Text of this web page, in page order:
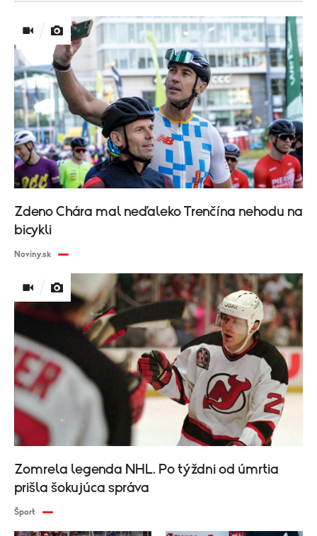
Zdeno Chára mal neďaleko Trenčína nehodu na
bicykli
Noviny.sk
Zomrela legenda NHL. Po týždni od úmrtia
prišla šokujúca správa
Šport